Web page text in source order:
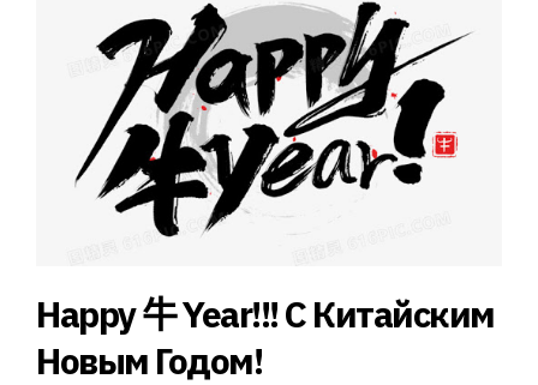
Happy 牛 Year!!! С Китайским
Новым Годом!